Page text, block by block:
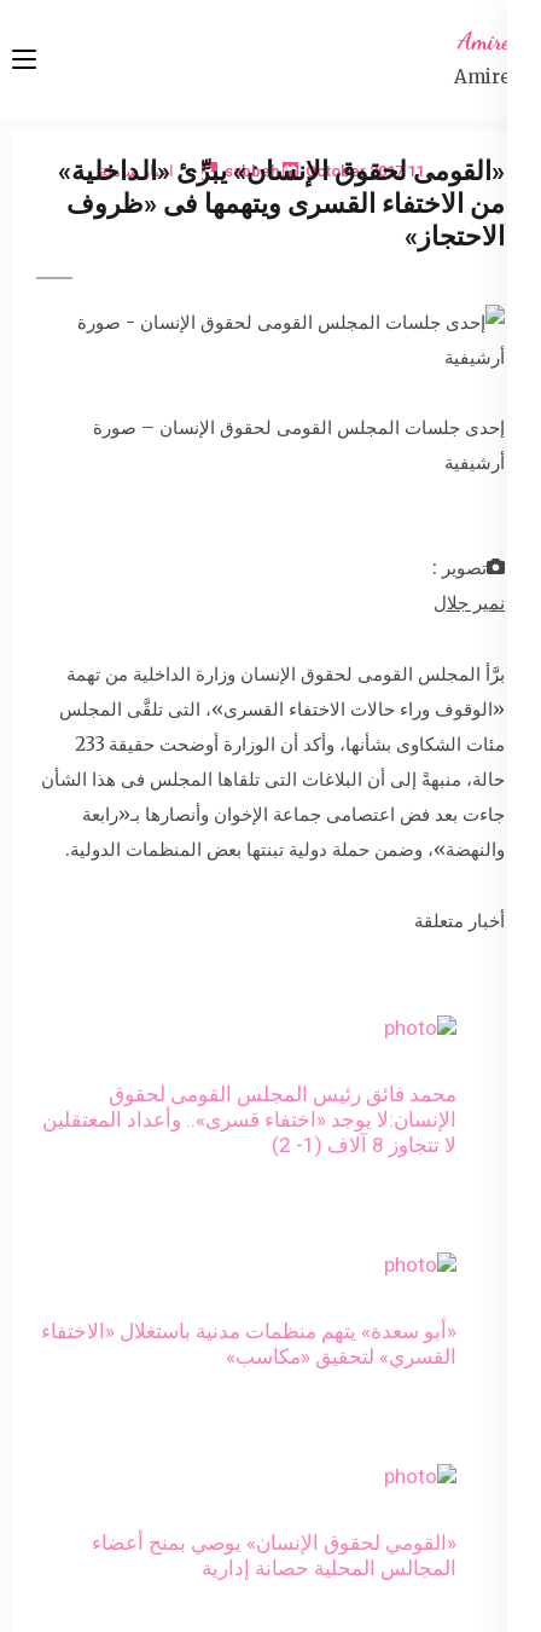
content
Enter)
Amireta
Amireta
11 October 2017
sabbeh اخبار شاملة
«القومى لحقوق الإنسان» يبرِّئ «الداخلية»
من الاختفاء القسرى ويتهمها فى «ظروف
الاحتجاز»
إحدى جلسات المجلس القومى لحقوق الإنسان – صورة
أرشيفية
تصوير :
نمير جلال
برَّأ المجلس القومى لحقوق الإنسان وزارة الداخلية من تهمة
«الوقوف وراء حالات الاختفاء القسرى»، التى تلقَّى المجلس
مئات الشكاوى بشأنها، وأكد أن الوزارة أوضحت حقيقة 233
حالة، منبهةً إلى أن البلاغات التى تلقاها المجلس فى هذا الشأن
جاءت بعد فض اعتصامى جماعة الإخوان وأنصارها بـ«رابعة
والنهضة»، وضمن حملة دولية تبنتها بعض المنظمات الدولية.
أخبار متعلقة
محمد فائق رئيس المجلس القومى لحقوق
الإنسان:لا يوجد «اختفاء قسرى».. وأعداد المعتقلين
لا تتجاوز 8 آلاف (1- 2)
«أبو سعدة» يتهم منظمات مدنية باستغلال «الاختفاء
القسري» لتحقيق «مكاسب»
«القومي لحقوق الإنسان» يوصي بمنح أعضاء
المجالس المحلية حصانة إدارية